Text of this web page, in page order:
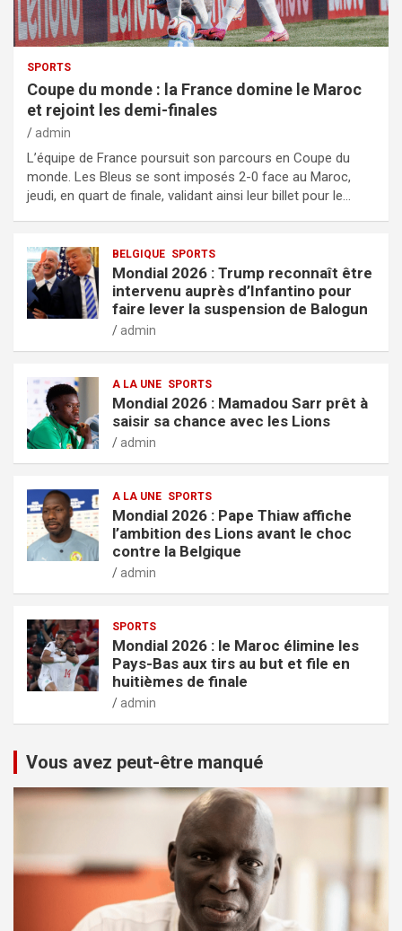
SPORTS
Coupe du monde : la France domine le Maroc
et rejoint les demi-finales
admin
L’équipe de France poursuit son parcours en Coupe du
monde. Les Bleus se sont imposés 2-0 face au Maroc,
jeudi, en quart de finale, validant ainsi leur billet pour le…
BELGIQUE SPORTS
Mondial 2026 : Trump reconnaît être
intervenu auprès d’Infantino pour
faire lever la suspension de Balogun
admin
A LA UNE SPORTS
Mondial 2026 : Mamadou Sarr prêt à
saisir sa chance avec les Lions
admin
A LA UNE SPORTS
Mondial 2026 : Pape Thiaw affiche
l’ambition des Lions avant le choc
contre la Belgique
admin
SPORTS
Mondial 2026 : le Maroc élimine les
Pays-Bas aux tirs au but et file en
huitièmes de finale
admin
Vous avez peut-être manqué